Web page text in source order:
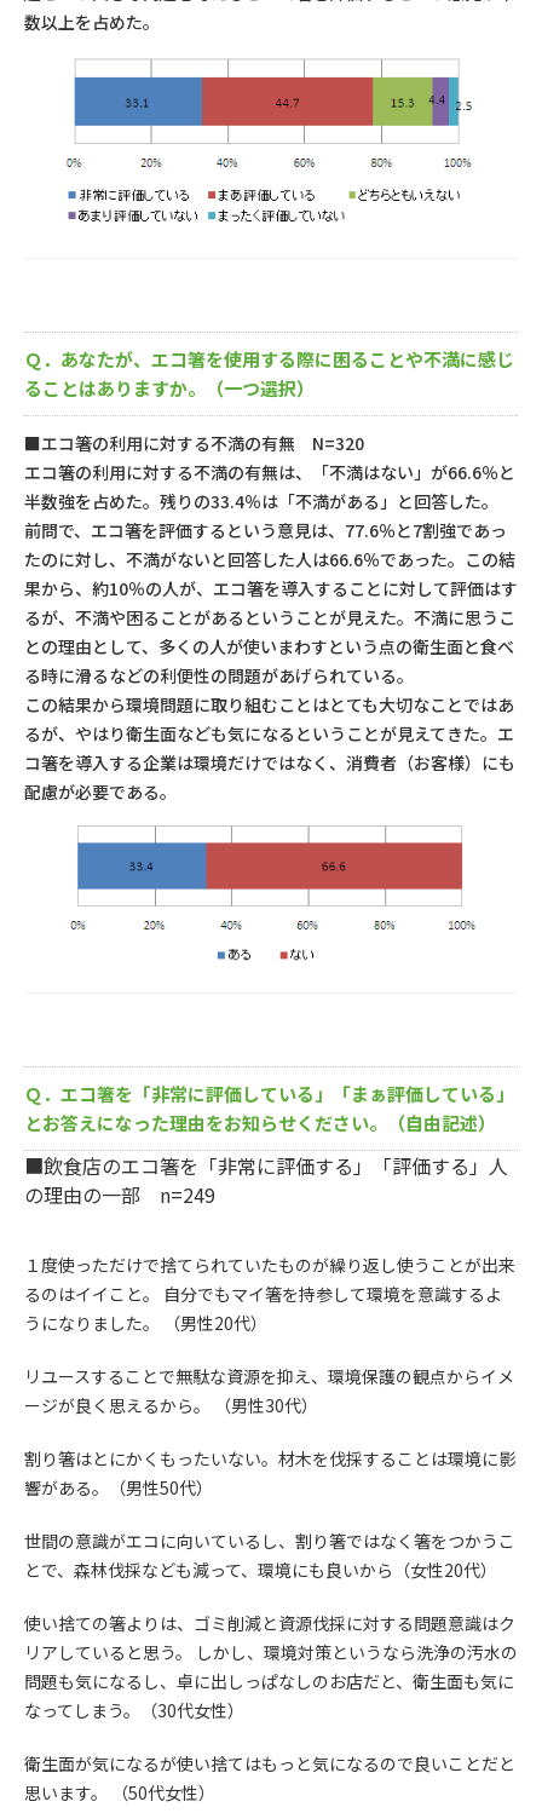
数以上を占めた。
Ｑ．あなたが、エコ箸を使用する際に困ることや不満に感じ
ることはありますか。（一つ選択）
■エコ箸の利用に対する不満の有無 N=320
エコ箸の利用に対する不満の有無は、「不満はない」が66.6％と
半数強を占めた。残りの33.4％は「不満がある」と回答した。
前問で、エコ箸を評価するという意見は、77.6％と7割強であっ
たのに対し、不満がないと回答した人は66.6％であった。この結
果から、約10％の人が、エコ箸を導入することに対して評価はす
るが、不満や困ることがあるということが見えた。不満に思うこ
との理由として、多くの人が使いまわすという点の衛生面と食べ
る時に滑るなどの利便性の問題があげられている。
この結果から環境問題に取り組むことはとても大切なことではあ
るが、やはり衛生面なども気になるということが見えてきた。エ
コ箸を導入する企業は環境だけではなく、消費者（お客様）にも
配慮が必要である。
Ｑ．エコ箸を「非常に評価している」「まぁ評価している」
とお答えになった理由をお知らせください。（自由記述）
■飲食店のエコ箸を「非常に評価する」「評価する」人
の理由の一部 n=249
１度使っただけで捨てられていたものが繰り返し使うことが出来
るのはイイこと。 自分でもマイ箸を持参して環境を意識するよ
うになりました。 （男性20代）
リユースすることで無駄な資源を抑え、環境保護の観点からイメ
ージが良く思えるから。 （男性30代）
割り箸はとにかくもったいない。材木を伐採することは環境に影
響がある。（男性50代）
世間の意識がエコに向いているし、割り箸ではなく箸をつかうこ
とで、森林伐採なども減って、環境にも良いから（女性20代）
使い捨ての箸よりは、ゴミ削減と資源伐採に対する問題意識はク
リアしていると思う。 しかし、環境対策というなら洗浄の汚水の
問題も気になるし、卓に出しっぱなしのお店だと、衛生面も気に
なってしまう。（30代女性）
衛生面が気になるが使い捨てはもっと気になるので良いことだと
思います。 （50代女性）